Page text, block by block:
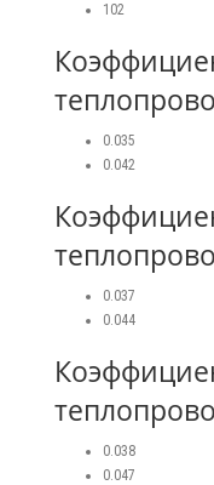
102
0.035
0.042
0.037
0.044
0.038
0.047